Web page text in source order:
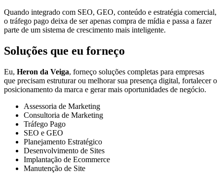
Quando integrado com SEO, GEO, conteúdo e estratégia comercial,
o tráfego pago deixa de ser apenas compra de mídia e passa a fazer
parte de um sistema de crescimento mais inteligente.
Soluções que eu forneço
Eu, Heron da Veiga, forneço soluções completas para empresas
que precisam estruturar ou melhorar sua presença digital, fortalecer o
posicionamento da marca e gerar mais oportunidades de negócio.
Assessoria de Marketing
Consultoria de Marketing
Tráfego Pago
SEO e GEO
Planejamento Estratégico
Desenvolvimento de Sites
Implantação de Ecommerce
Manutenção de Site